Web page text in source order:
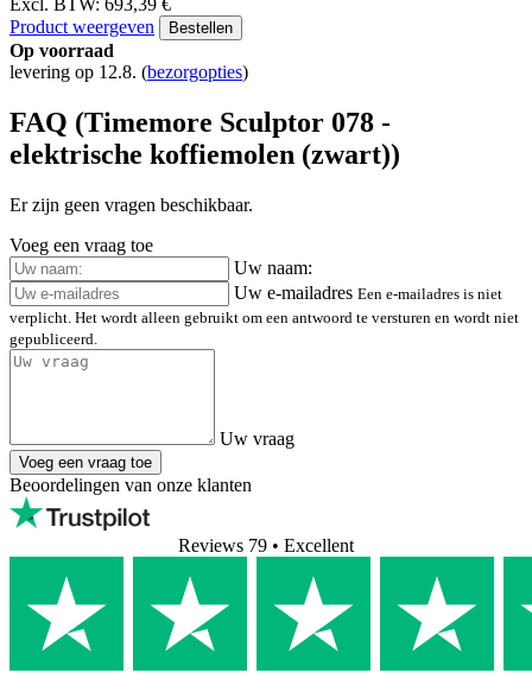
Product weergeven
Bestellen
Op voorraad
levering op 12.8. (bezorgopties)
FAQ (Timemore Sculptor 078 -
elektrische koffiemolen (zwart))
Er zijn geen vragen beschikbaar.
Voeg een vraag toe
Uw naam:
Uw e-mailadres Een e-mailadres is niet
verplicht. Het wordt alleen gebruikt om een antwoord te versturen en wordt niet
gepubliceerd.
Uw vraag
Voeg een vraag toe
Beoordelingen van onze klanten
Reviews 79 • Excellent